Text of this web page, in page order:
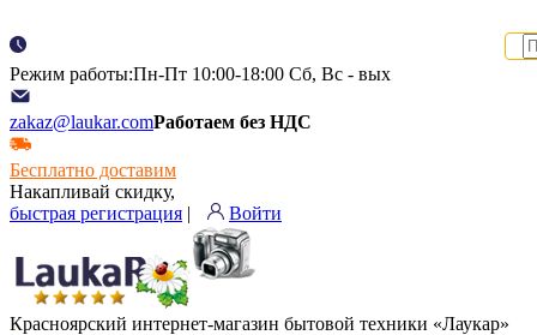
Режим работы:Пн-Пт 10:00-18:00 Сб, Вс - вых
zakaz@laukar.comРаботаем без НДС
Бесплатно доставим
Накапливай скидку,
быстрая регистрация | Войти
Красноярский интернет-магазин бытовой техники «Лаукар»